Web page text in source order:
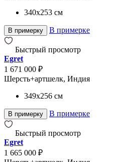
340x253 см
В примерку В примерке
Быстрый просмотр
Egret
1 671 000 ₽
Шерсть+артшелк, Индия
349x256 см
В примерку В примерке
Быстрый просмотр
Egret
1 665 000 ₽